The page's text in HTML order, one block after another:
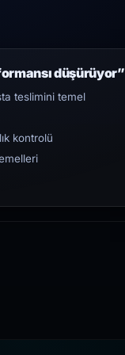
düşürüyor”
teslimini temel
kontrolü